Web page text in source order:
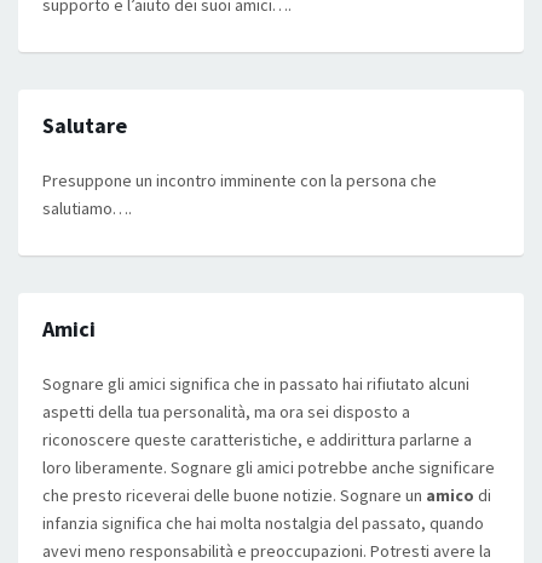
supporto e l’aiuto dei suoi amici….
Salutare
Presuppone un incontro imminente con la persona che
salutiamo….
Amici
Sognare gli amici significa che in passato hai rifiutato alcuni
aspetti della tua personalità, ma ora sei disposto a
riconoscere queste caratteristiche, e addirittura parlarne a
loro liberamente. Sognare gli amici potrebbe anche significare
che presto riceverai delle buone notizie. Sognare un amico di
infanzia significa che hai molta nostalgia del passato, quando
avevi meno responsabilità e preoccupazioni. Potresti avere la